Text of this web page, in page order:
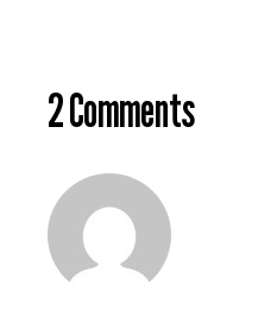
2 Comments